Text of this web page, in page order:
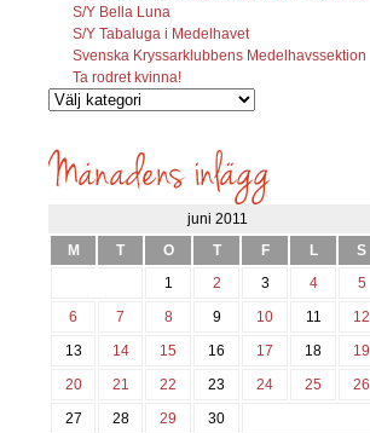
S/Y Bella Luna
S/Y Tabaluga i Medelhavet
Svenska Kryssarklubbens Medelhavssektion
Ta rodret kvinna!
Vilka
söks?
juni 2011
M
T O T F L
S
1
2 3 4
5
6
7 8 9 10 11
12
13
14 15 16 17 18
19
20
21 22 23 24 25
26
27
28 29
30